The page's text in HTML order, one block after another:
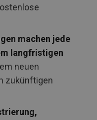
machen jede
langfristigen
neuen
zukünftigen